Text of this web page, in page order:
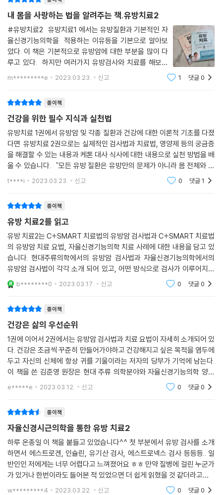
수 있는 방법이다. 왜냐하면, 유방 질환은 유방만의 문제가 아니기 때문이
다.
? 유방뿐만 아니라 세포에서부터 신체 전반의 면역 향상을 위해 건강을 악
화시키는 숨은 문제를 해결하는 방법에 대해 자세히 설명하고 있다.
? 자율신경기능의학을 접목한는 유방암을 비롯해 다양한 질병으로 고민
하고 있는 모든 분에게 치유의 길을 열어 주는 해답을 제시하고 있다.
Q&A로 자율신경기능의학 치료 이해하기
Q. 자율신경기능의학은 대체 의학입니까?
민간요법이나 전통 요법을 기반으로 하는 대체 의학과는 달리, 자율신경기
능의학은 현대의학적 진단과 치료를 기반으로 해서 부작용을 줄이고 치료
효과를 상승시켜서 몸 전체의 건강과 면역을 향상시킬 수 있는 신개념 치
Q. 왜 개인별 맞춤 치료가 필요합니까?
현대의학은 통계 처리에 의한 평균 의학으로 누구에게나 같은 처치를 합니
다. 하지만 사람들은 신체 상태, 영양 상태, 심리 상태 등이 모두 달라 치료
효과에 있어서는 개인별로 큰 차이가 날 수밖에 없습니다. 객관적인 검사
를 바탕으로 한 맞춤 치료가 꼭 필요합니다.
Q. 유방 질환으로 고민이라고요?
먼저 고민이 필요합니다. 수술을 하게 되더라도 수술과 항암 치료를 버텨
낼 체력이 있는지, 수술 후에는 재발을 막고 지속적인 건강을 유지하기 위
해 영양 섭취와 생활 습관은 어떻게 유지해야 면역력이 증가하는지 등에
대한 종합적인 계획과 실행이 필요합니다.
Q. 유방 환자인데, 유방 치료만 하면 되지 왜 자율신경까지 치료를 받아야
나게 됩니다. 때문에, 잘못된 원인을 정확하게 파악하고 관련된 자율신경
을 함께 치료해야 질병 원인이 제거됩니다.
Q. 치료받고 있는 병원에서는 한약, 영양제. 민간요법 등의 다른 치료는 절
대 하지 말라고 하는데, 자율신경기능의학 치료는 괜찮은가요?
병원에서 다른 치료를 말리는 이유는 치료법이나 약재 성분 등이 제대로
확인되지 않기 때문입니다. 자율신경기능의학은 현대의학에서 사용하고
내 몸을 사랑하는 법을 알려주는 책.유방치료2
#유방치료2 유방치료1 에서는 유방질환과 기본적인 자
율신경기능의학을 적용하는 이유등을 기본으로 알아보
았다. 이 책은 기본적으로 유방암에 대한 부분을 많이 다
루고 있다. 하지만 여러가지 유방검사와 치료를 해보아
m*********e 2023.03.23. 신고 1 댓글0
종이책
건강을 위한 필수 지식과 실천법
유방치료 1권에서 유방암 및 각종 질환과 건강에 대한 이론적 기초를 다졌
다면 유방치료 2권으로는 실제적인 검사법과 치료법, 영양제 등의 궁금증
을 해결할 수 있는 내용과 케톤 대사 식사에 대한 내용으로 실천 방법을 배
울 수 있습니다. "모든 유방 질환은 유방만의 문제가 아니라 몸 전체와 연
t****i 2023.03.23. 신고 0 댓글1
종이책
유방 치료2를 읽고
유방 치료2는 C+SMART 치료법의 유방암 검사법과 C+SMART 치료법
의 유방암 치료 요법, 자율신경기능의학 치료 사례에 대한 내용을 담고 있
습니다. 현대주류의학에서의 유방암 검사법과 자율신경기능의학에서의
유방암 검사법이 각각 소개 되어 있고, 어떤 방식으로 검사가 이루어지고
검사법마다 어떤 장점과 단점이 있는지도 상세히 알 수 있어서 많은 도움
이 되었습니다. 또한 어떻게
b********0 2023.03.17. 신고 0 댓글0
종이책
건강은 삶의 우선순위
1권에 이어서 2권에서는 유방암 검사법과 치료 요법이 자세히 소개되어 있
다. 건강은 조금씩 꾸준히 만들어가야하고 건강해지고 싶은 목적을 염두에
두고 자신의 신체에 항상 귀를 기울이라는 저자의 당부가 기억에 남는다.
이 책을 쓴 김준영 원장은 현대 주류 의학분야와 자율신경기능의학 양쪽
분야를 넘나들면서 두 분야를 잘 접목시키면 더 많은 환자들에게 혜택을
e*****e 2023.03.12. 신고 0 댓글0
종이책
자율신경시근의학을 통한 유방 치료2
하루 온종일 이 책을 붙들고 있었습니다^^ 첫 부분에서 유방 검사를 소개
하면서 에스트로겐, 인슐린, 유기산 검사, 에스트로넥스 검사 등등등.. 일
반인인 저에게는 너무 어렵다고 느껴졌어요 ㅎㅎ 만약 질병에 걸린 누군가
가 있거나 한번이라도 들어본 적 있었으면 더 쉽게 읽혔을 것 같더라고요~
그래도 이 책에서 한번 접했으니 다른 곳에서 보거나 듣게 되면 더 정확히
w*********4 2023.03.22. 신고 0 댓글0